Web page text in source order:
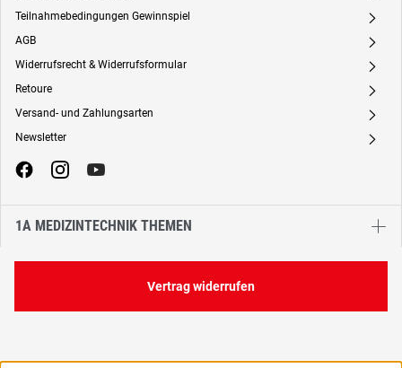
Teilnahmebedingungen Gewinnspiel A
AGB A
Widerrufsrecht & Widerrufsformular A
Retoure A
Versand- und Zahlungsarten A
Newsletter A
1A MEDIZINTECHNIK THEMEN
Vertrag widerrufen